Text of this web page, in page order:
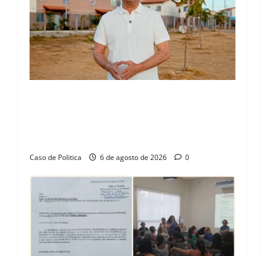
Caso de Politica 6 de agosto de 2026 0